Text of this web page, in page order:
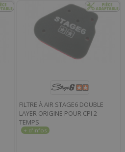
FILTRE À AIR STAGE6 DOUBLE
LAYER ORIGINE POUR CPI 2
TEMPS